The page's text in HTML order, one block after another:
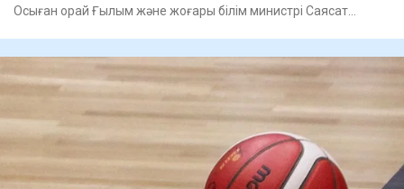
Осыған орай Ғылым және жоғары білім министрі Саясат